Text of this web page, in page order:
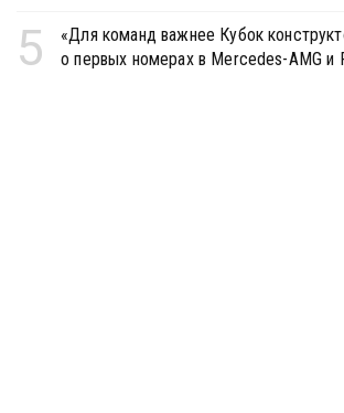
5
«Для команд важнее Кубок
о первых номерах в Mercedes-AMG и